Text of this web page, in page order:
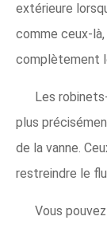
extérieure
comme ceux-
complètement
Les
plus
de la vanne.
restreindre le
Vous